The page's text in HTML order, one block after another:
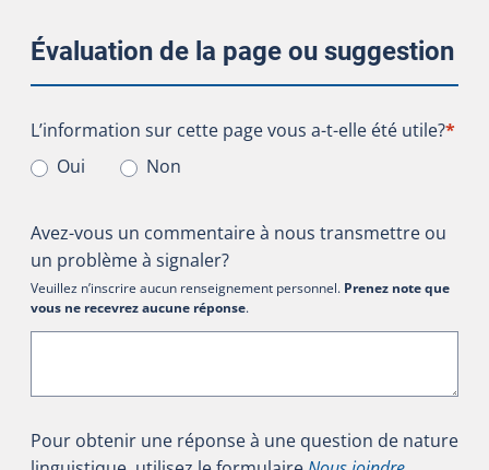
Évaluation de la page ou suggestion
L’information sur cette page vous a-t-elle été utile?
L’information sur cette page vous a-t-elle été utile?*
Oui
Non
Avez-vous un commentaire à nous transmettre ou
un problème à signaler?
Veuillez n’inscrire aucun renseignement personnel. Prenez note que
vous ne recevrez aucune réponse.
Pour obtenir une réponse à une question de nature